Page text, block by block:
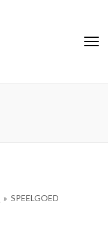
» SPEELGOED